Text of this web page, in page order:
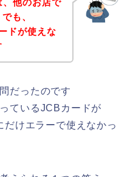
他のお店で
も、
ドが使えな
だったのです
ているJCBカードが
けエラーで使えなかっ